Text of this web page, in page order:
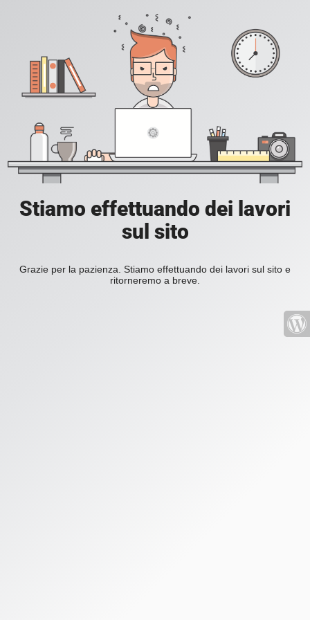
Stiamo effettuando dei lavori
sul sito
Grazie per la pazienza. Stiamo effettuando dei lavori sul sito e
ritorneremo a breve.